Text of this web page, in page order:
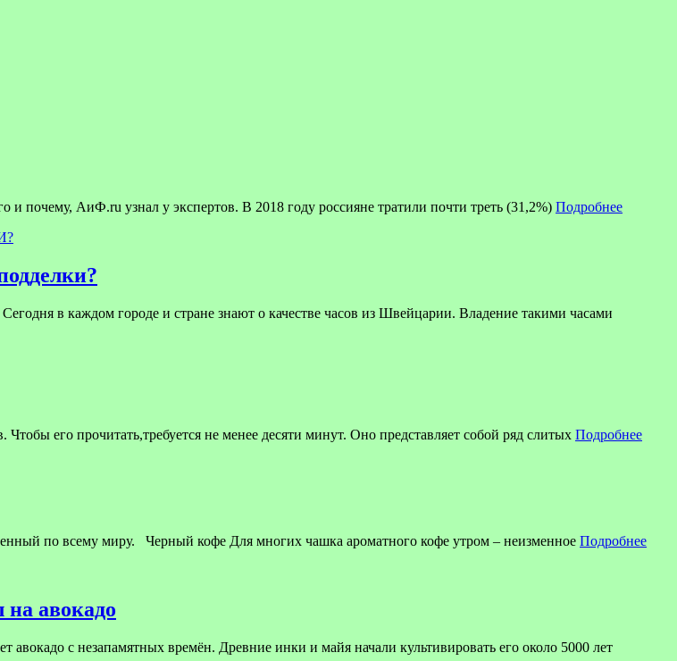
и почему, АиФ.ru узнал у экспертов. В 2018 году россияне тратили почти треть (31,2%) Подробнее
городе и стране знают о качестве часов из Швейцарии. Владение такими часами
его прочитать,требуется не менее десяти минут. Оно представляет собой ряд слитых Подробнее
по всему миру. Черный кофе Для многих чашка ароматного кофе утром – неизменное Подробнее
авокадо
авокадо с незапамятных времён. Древние инки и майя начали культивировать его около 5000 лет